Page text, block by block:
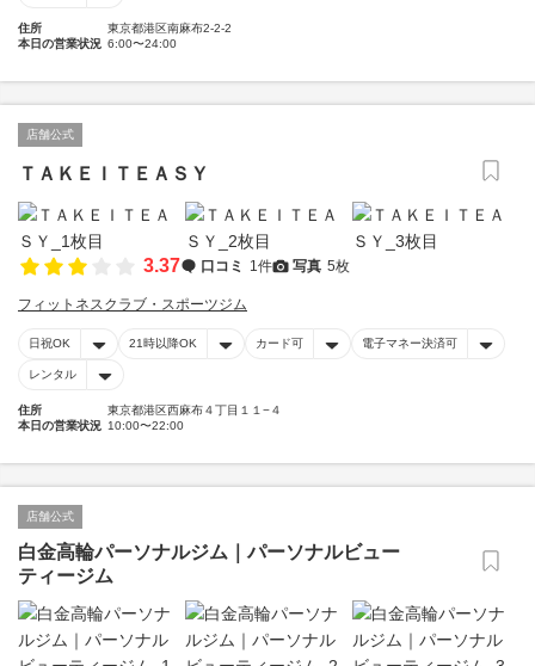
住所
東京都港区南麻布2-2-2
本日の営業状況 6:00〜24:00
店舗公式
ＴＡＫＥＩＴＥＡＳＹ
3.37 口コミ 1件 写真 5枚
フィットネスクラブ・スポーツジム
日祝OK 21時以降OK カード可 電子マネー決済可
レンタル
住所
東京都港区西麻布４丁目１１−４
本日の営業状況 10:00〜22:00
店舗公式
白金高輪パーソナルジム｜パーソナルビュー
ティージム